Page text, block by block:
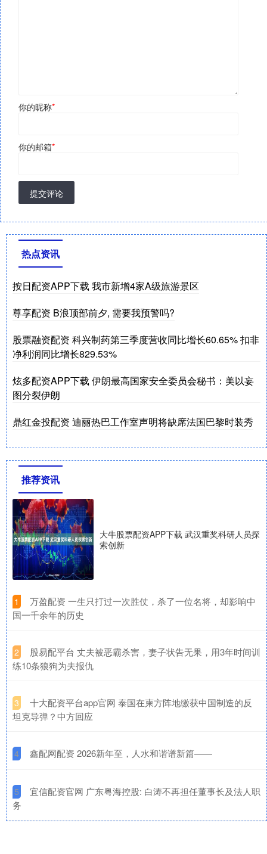
你的昵称*
你的邮箱*
提交评论
热点资讯
按日配资APP下载 我市新增4家A级旅游景区
尊享配资 B浪顶部前夕, 需要我预警吗?
股票融资配资 科兴制药第三季度营收同比增长60.65% 扣非
净利润同比增长829.53%
炫多配资APP下载 伊朗最高国家安全委员会秘书：美以妄
图分裂伊朗
鼎红金投配资 迪丽热巴工作室声明将缺席法国巴黎时装秀
推荐资讯
大牛股票配资APP下载 武汉重奖科研人员探
索创新
1
​万盈配资 一生只打过一次胜仗，杀了一位名将，却影响中
国一千余年的历史
2
​股易配平台 丈夫被恶霸杀害，妻子状告无果，用3年时间训
练10条狼狗为夫报仇
3
​十大配资平台app官网 泰国在柬方阵地缴获中国制造的反
坦克导弹？中方回应
4 ​鑫配网配资 2026新年至，人水和谐谱新篇——
5
​宜信配资官网 广东粤海控股: 白涛不再担任董事长及法人职
务